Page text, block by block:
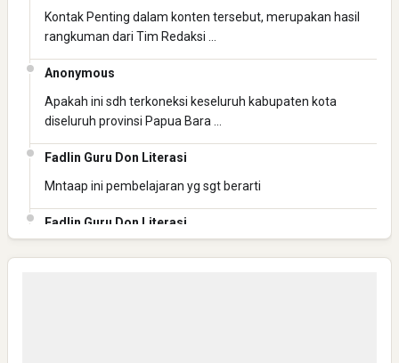
Directurat Jenderal Pajak: Langkah Signifikan Menuju
Kepatuhan Pajak
Kontak Penting dalam konten tersebut, merupakan hasil
rangkuman dari Tim Redaksi …
Anonymous
Apakah ini sdh terkoneksi keseluruh kabupaten kota
diseluruh provinsi Papua Bara …
Fadlin Guru Don Literasi
Mntaap ini pembelajaran yg sgt berarti
Fadlin Guru Don Literasi